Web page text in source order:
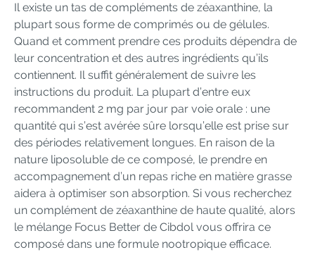
Il existe un tas de compléments de zéaxanthine, la
plupart sous forme de comprimés ou de gélules.
Quand et comment prendre ces produits dépendra de
leur concentration et des autres ingrédients qu’ils
contiennent. Il suffit généralement de suivre les
instructions du produit. La plupart d’entre eux
recommandent 2 mg par jour par voie orale : une
quantité qui s’est avérée sûre lorsqu’elle est prise sur
des périodes relativement longues. En raison de la
nature liposoluble de ce composé, le prendre en
accompagnement d’un repas riche en matière grasse
aidera à optimiser son absorption. Si vous recherchez
un complément de zéaxanthine de haute qualité, alors
le mélange Focus Better de Cibdol vous offrira ce
composé dans une formule nootropique efficace.